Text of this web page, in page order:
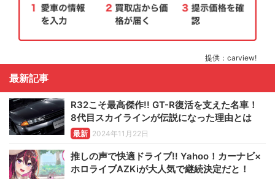
提供：carview!
最新記事
R32こそ最高傑作!! GT-R復活を支えた名車！
8代目スカイラインが伝説になった理由とは
最新 2024年11月22日
推しの声で快適ドライブ!! Yahoo！カーナビ×
ホロライブAZKiが大人気で継続決定だと！